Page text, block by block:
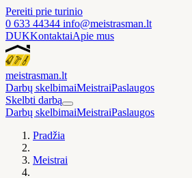
Pereiti prie turinio
0 633 44344 info@meistrasman.lt
DUKKontaktaiApie mus
meistrasman.lt
Darbų skelbimaiMeistraiPaslaugos
Skelbti darbą
Darbų skelbimaiMeistraiPaslaugos
Pradžia
Meistrai